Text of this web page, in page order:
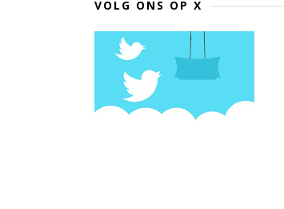
VOLG ONS OP X